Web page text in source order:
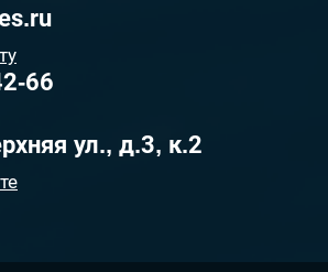
66
ул., д.3, к.2